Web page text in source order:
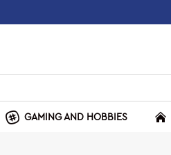
GAMING AND HOBBIES